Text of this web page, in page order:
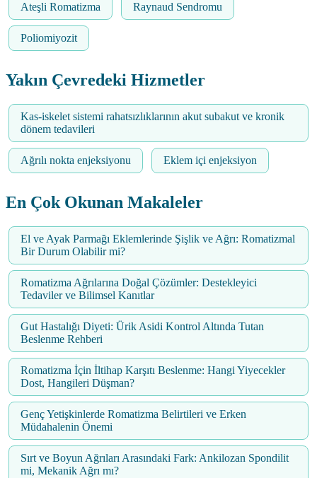
Ateşli Romatizma Raynaud Sendromu
Poliomiyozit
Yakın Çevredeki Hizmetler
Kas-iskelet sistemi rahatsızlıklarının akut subakut ve kronik
dönem tedavileri
Ağrılı nokta enjeksiyonu Eklem içi enjeksiyon
En Çok Okunan Makaleler
El ve Ayak Parmağı Eklemlerinde Şişlik ve Ağrı: Romatizmal
Bir Durum Olabilir mi?
Romatizma Ağrılarına Doğal Çözümler: Destekleyici
Tedaviler ve Bilimsel Kanıtlar
Gut Hastalığı Diyeti: Ürik Asidi Kontrol Altında Tutan
Beslenme Rehberi
Romatizma İçin İltihap Karşıtı Beslenme: Hangi Yiyecekler
Dost, Hangileri Düşman?
Genç Yetişkinlerde Romatizma Belirtileri ve Erken
Müdahalenin Önemi
Sırt ve Boyun Ağrıları Arasındaki Fark: Ankilozan Spondilit
mi, Mekanik Ağrı mı?